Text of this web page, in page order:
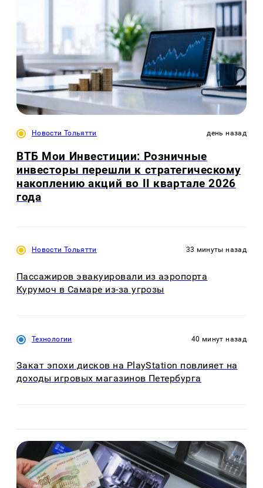
Новости Тольятти день назад
ВТБ Мои Инвестиции: Розничные
инвесторы перешли к стратегическому
накоплению акций во II квартале 2026
года
Новости Тольятти 33 минуты назад
Пассажиров эвакуировали из аэропорта
Курумоч в Самаре из-за угрозы
Технологии 40 минут назад
Закат эпохи дисков на PlayStation повлияет на
доходы игровых магазинов Петербурга